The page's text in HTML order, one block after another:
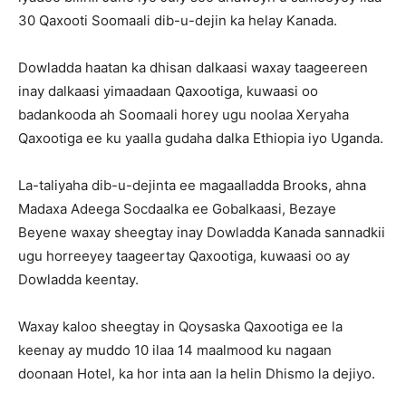
30 Qaxooti Soomaali dib-u-dejin ka helay Kanada.
Dowladda haatan ka dhisan dalkaasi waxay taageereen
inay dalkaasi yimaadaan Qaxootiga, kuwaasi oo
badankooda ah Soomaali horey ugu noolaa Xeryaha
Qaxootiga ee ku yaalla gudaha dalka Ethiopia iyo Uganda.
La-taliyaha dib-u-dejinta ee magaalladda Brooks, ahna
Madaxa Adeega Socdaalka ee Gobalkaasi, Bezaye
Beyene waxay sheegtay inay Dowladda Kanada sannadkii
ugu horreeyey taageertay Qaxootiga, kuwaasi oo ay
Dowladda keentay.
Waxay kaloo sheegtay in Qoysaska Qaxootiga ee la
keenay ay muddo 10 ilaa 14 maalmood ku nagaan
doonaan Hotel, ka hor inta aan la helin Dhismo la dejiyo.